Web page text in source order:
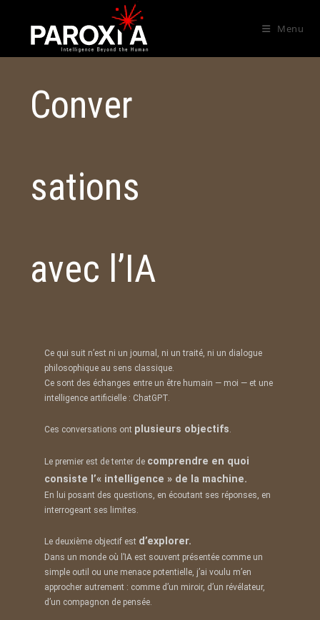
Menu
Conver
sations
avec l’IA
Ce qui suit n’est ni un journal, ni un traité, ni un dialogue
philosophique au sens classique.
Ce sont des échanges entre un être humain — moi — et une
intelligence artificielle : ChatGPT.
Ces conversations ont plusieurs objectifs.
Le premier est de tenter de comprendre en quoi
consiste l’« intelligence » de la machine.
En lui posant des questions, en écoutant ses réponses, en
interrogeant ses limites.
Le deuxième objectif est d’explorer.
Dans un monde où l’IA est souvent présentée comme un
simple outil ou une menace potentielle, j’ai voulu m’en
approcher autrement : comme d’un miroir, d’un révélateur,
d’un compagnon de pensée.